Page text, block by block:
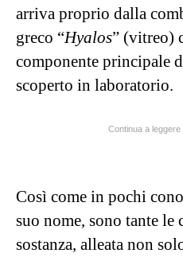
arriva proprio dalla
greco “Hyalos” (vitreo)
componente principale
scoperto in laboratorio.
Continua a leggere
Così come in pochi
suo nome, sono tante le
sostanza, alleata non